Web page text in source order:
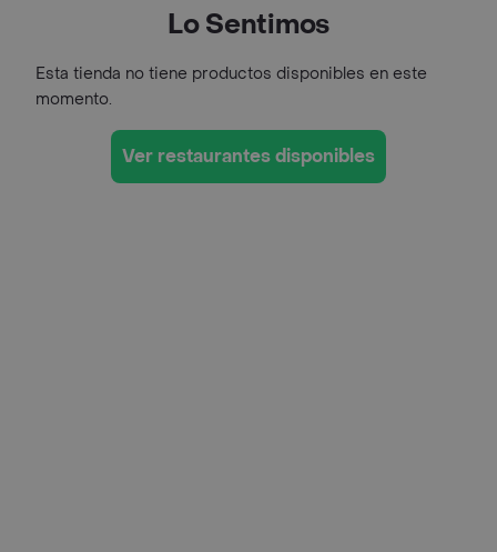
Lo Sentimos
Esta tienda no tiene productos disponibles en este
momento.
Ver restaurantes disponibles